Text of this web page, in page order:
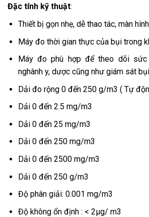
Đặc tính kỹ thuật:
Thiết bị gọn nhẹ, dễ thao tác, màn
Máy đo thời gian thực của bụi trong
Máy đo phù hợp để theo dõi sức
nghành y, dược cũng như giám sát
Dải đo rộng 0 đến 250 g/m3 ( Tự
Dải 0 đến 2.5 mg/m3
Dải 0 đến 25 mg/m3
Dải 0 đến 250 mg/m3
Dải 0 đến 2500 mg/m3
Dải 0 đến 250 g/m3
Độ phân giải: 0.001 mg/m3
Độ không ổn định : < 2µg/ m3